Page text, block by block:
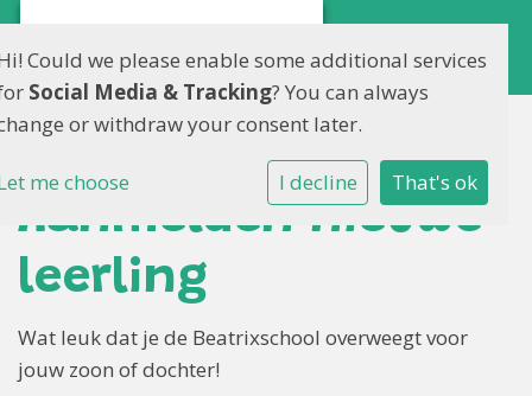
Aanmelden nieuwe
leerling
Wat leuk dat je de Beatrixschool overweegt voor
jouw zoon of dochter!
Could we please enable some additional services
Social Media & Tracking? You can always
or withdraw your consent later.
me choose I decline That's ok